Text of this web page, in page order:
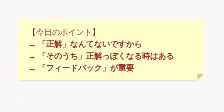
【今日のポイント】
→ 「正解」なんてないですから
→ 「そのうち」正解っぽくなる時はある
→ 「フィードバック」が重要